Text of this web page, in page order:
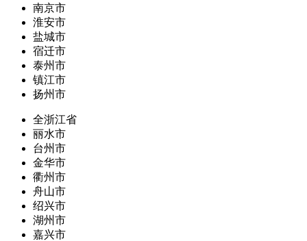
南京市
淮安市
盐城市
宿迁市
泰州市
镇江市
扬州市
全浙江省
丽水市
台州市
金华市
衢州市
舟山市
绍兴市
湖州市
嘉兴市